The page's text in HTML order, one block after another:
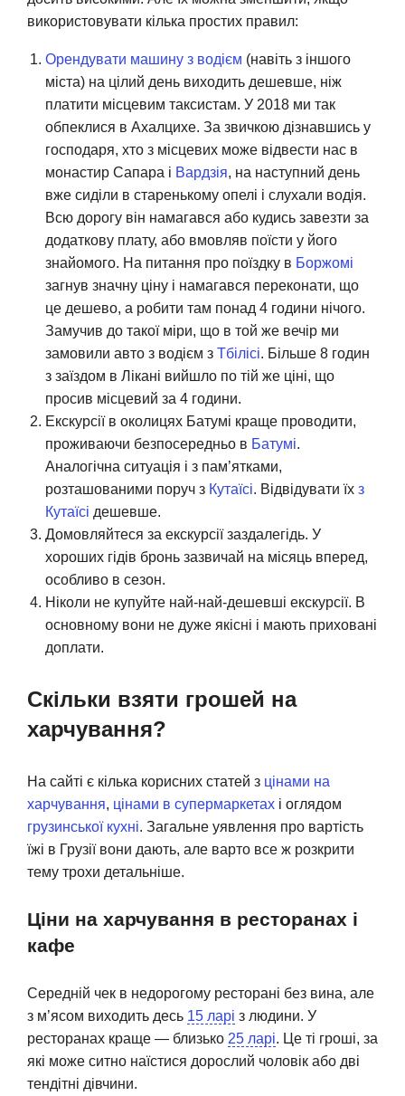
використовувати кілька простих правил:
Орендувати машину з водієм (навіть з іншого
міста) на цілий день виходить дешевше, ніж
платити місцевим таксистам. У 2018 ми так
обпеклися в Ахалцихе. За звичкою дізнавшись у
господаря, хто з місцевих може відвести нас в
монастир Сапара і Вардзія, на наступний день
вже сиділи в старенькому опелі і слухали водія.
Всю дорогу він намагався або кудись завезти за
додаткову плату, або вмовляв поїсти у його
знайомого. На питання про поїздку в Боржомі
загнув значну ціну і намагався переконати, що
це дешево, а робити там понад 4 години нічого.
Замучив до такої міри, що в той же вечір ми
замовили авто з водієм з Тбілісі. Більше 8 годин
з заїздом в Лікані вийшло по тій же ціні, що
просив місцевий за 4 години.
Екскурсії в околицях Батумі краще проводити,
проживаючи безпосередньо в Батумі.
Аналогічна ситуація і з пам’ятками,
розташованими поруч з Кутаїсі. Відвідувати їх з
Кутаїсі дешевше.
Домовляйтеся за екскурсії заздалегідь. У
хороших гідів бронь зазвичай на місяць вперед,
особливо в сезон.
Ніколи не купуйте най-най-дешевші екскурсії. В
основному вони не дуже якісні і мають приховані
доплати.
Скільки взяти грошей на
харчування?
На сайті є кілька корисних статей з цінами на
харчування, цінами в супермаркетах і оглядом
грузинської кухні. Загальне уявлення про вартість
їжі в Грузії вони дають, але варто все ж розкрити
тему трохи детальніше.
Ціни на харчування в ресторанах і
кафе
Середній чек в недорогому ресторані без вина, але
з м’ясом виходить десь 15 ларі з людини. У
ресторанах краще — близько 25 ларі. Це ті гроші, за
які може ситно наїстися дорослий чоловік або дві
тендітні дівчини.